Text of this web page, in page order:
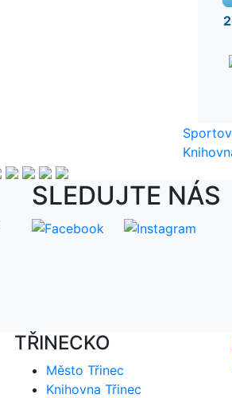
SLEDUJTE NÁS
TŘINECKO
Město Třinec
Knihovna Třinec